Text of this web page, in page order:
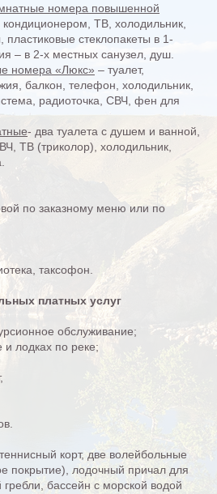
номера повышенной
кондиционером, ТВ, холодильник,
стеклопакеты в 1-
– в 2-х местных санузел, душ.
номера «Люкс» – туалет,
балкон, телефон, холодильник,
радиоточка, СВЧ, фен для
- два туалета с душем и ванной,
ТВ (триколор), холодильник,
по заказному меню или по
таксофон.
платных услуг
обслуживание;
и лодках по реке;
корт, две волейбольные
покрытие), лодочный причал для
бассейн с морской водой